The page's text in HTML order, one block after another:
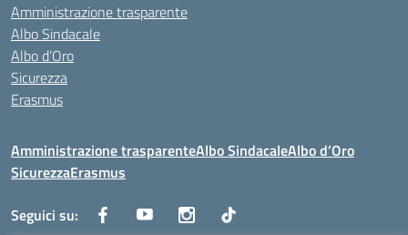
Amministrazione trasparente
Albo Sindacale
Albo d’Oro
Sicurezza
Erasmus
Amministrazione trasparenteAlbo SindacaleAlbo d’Oro
SicurezzaErasmus
Seguici su: